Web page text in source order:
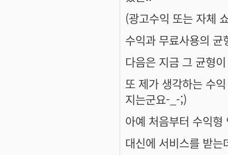
(광고수익 또는 자체
수익과 무료사용의
다음은 지금 그 균형
또 제가 생각하는 수
지는군요-_-;)
아예 처음부터 수익
대신에 서비스를 받